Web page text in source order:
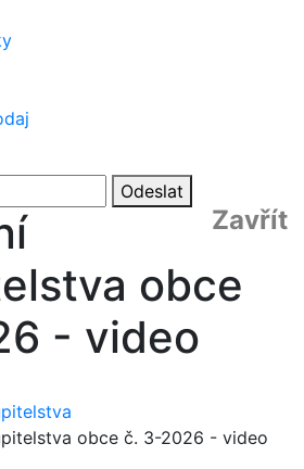
Odeslat
Zavřít
obce
- video
obce č. 3-2026 - video